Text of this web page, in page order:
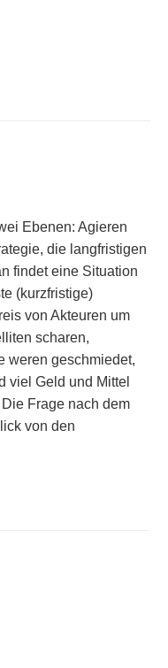
Ebenen: Agieren
die langfristigen
findet eine Situation
(kurzfristige)
von Akteuren um
scharen,
weren geschmiedet,
viel Geld und Mittel
Frage nach dem
von den